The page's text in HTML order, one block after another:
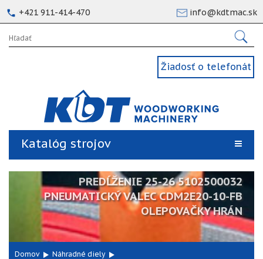
+421 911-414-470 info@kdtmac.sk
Žiadosť o telefonát
Katalóg strojov
PREDĹŽENIE 25-26 5102500032
PNEUMATICKÝ VALEC CDM2E20-10-FB
OLEPOVAČKY HRÁN
Domov
Náhradné diely